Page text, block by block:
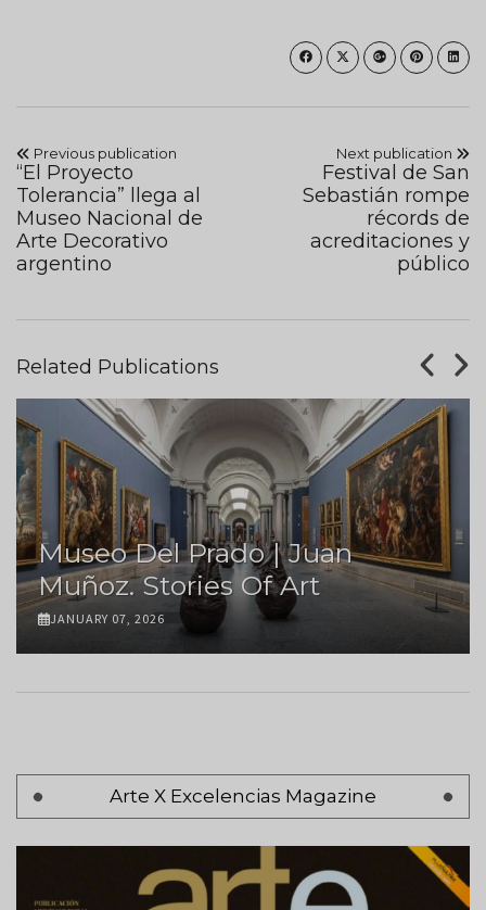
Previous publication
“El Proyecto
Tolerancia” llega al
Museo Nacional de
Arte Decorativo
argentino
Next publication
Festival de San
Sebastián rompe
récords de
acreditaciones y
público
Related Publications
Museo Del Prado | Juan
Muñoz. Stories Of Art
JANUARY 07, 2026
Arte X Excelencias Magazine
Pagination
Siguiente >